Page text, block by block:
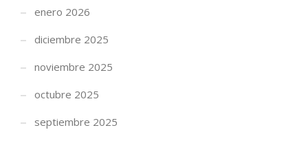
enero 2026
diciembre 2025
noviembre 2025
octubre 2025
septiembre 2025